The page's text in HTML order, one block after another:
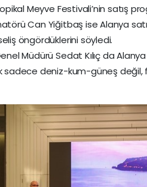
Meyve Festivali’nin satış
Can Yiğitbaş ise Alanya
öngördüklerini söyledi.
Müdürü Sedat Kılıç da
sadece deniz-kum-güneş değil,